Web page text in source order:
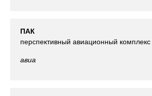
ПАК
перспективный авиационный комплекс
авиа